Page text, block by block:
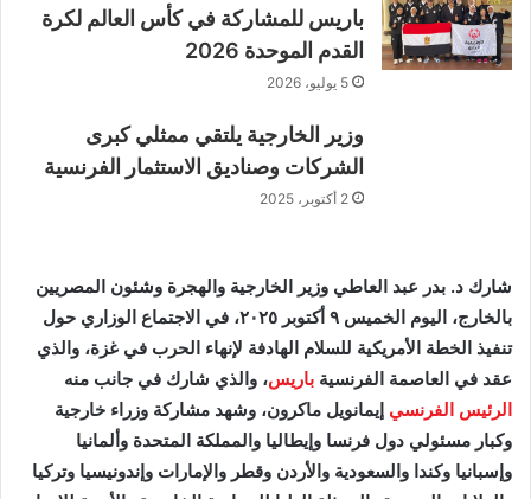
باريس للمشاركة في كأس العالم لكرة
القدم الموحدة 2026
5 يوليو، 2026
وزير الخارجية يلتقي ممثلي كبرى
الشركات وصناديق الاستثمار الفرنسية
2 أكتوبر، 2025
شارك د. بدر عبد العاطي وزير الخارجية والهجرة وشئون المصريين
بالخارج، اليوم الخميس ٩ أكتوبر ٢٠٢٥، في الاجتماع الوزاري حول
تنفيذ الخطة الأمريكية للسلام الهادفة لإنهاء الحرب في غزة، والذي
عقد في العاصمة الفرنسية باريس، والذي شارك في جانب منه
الرئيس الفرنسي إيمانويل ماكرون، وشهد مشاركة وزراء خارجية
وكبار مسئولي دول فرنسا وإيطاليا والمملكة المتحدة وألمانيا
وإسبانيا وكندا والسعودية والأردن وقطر والإمارات وإندونيسيا وتركيا